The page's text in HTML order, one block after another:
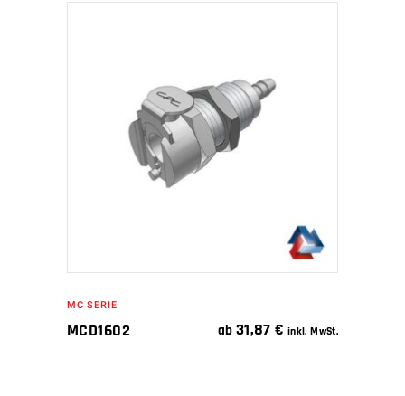
IN DEN WARENKORB
MC SERIE
MCD1602 ab 31,87€ inkl. MwSt.